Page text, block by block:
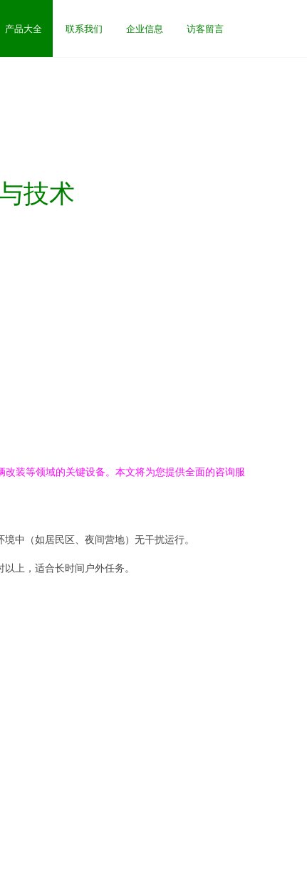
产品大全 联系我们 企业信息 访客留言
技术
装等领域的关键设备。本文将为您提供全面的咨询服
中（如居民区、夜间营地）无干扰运行。
上，适合长时间户外任务。